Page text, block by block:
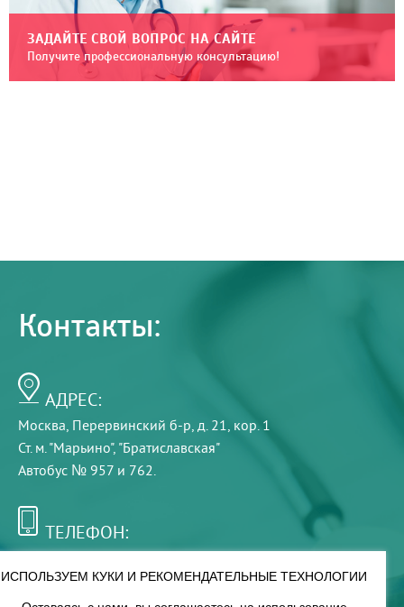
ЗАДАЙТЕ СВОЙ ВОПРОС НА САЙТЕ
Получите профессиональную консультацию!
Контакты:
АДРЕС:
Москва, Перервинский б-р, д. 21, кор. 1
Ст. м. "Марьино", "Братиславская"
Автобус № 957 и 762.
ТЕЛЕФОН:
ИСПОЛЬЗУЕМ КУКИ И РЕКОМЕНДАТЕЛЬНЫЕ ТЕХНОЛОГИИ